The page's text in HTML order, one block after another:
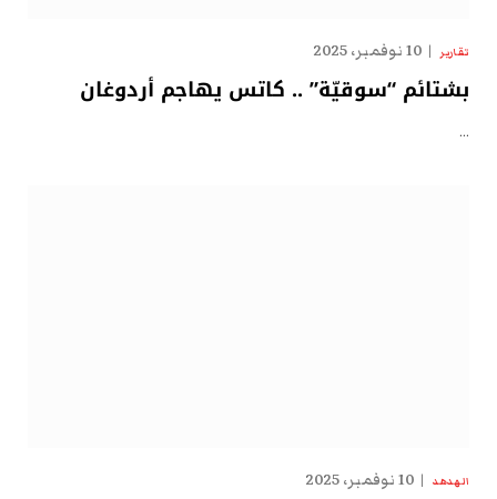
تقارير 10 نوفمبر، 2025
بشتائم “سوقيّة” .. كاتس يهاجم أردوغان
…
الهدهد 10 نوفمبر، 2025